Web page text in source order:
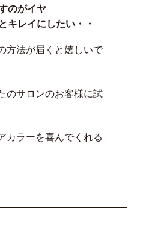
のがイヤ
キレイにしたい・・
方法が届くと嬉しいで
のサロンのお客様に試
カラーを喜んでくれる